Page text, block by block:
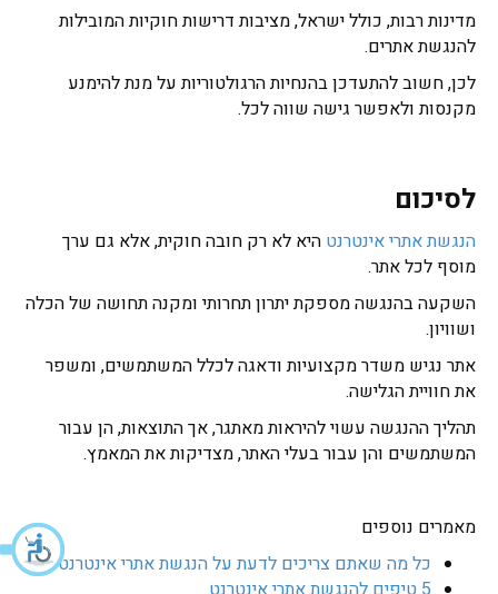
מדינות רבות, כולל ישראל, מציבות דרישות חוקיות המובילות
להנגשת אתרים.
לכן, חשוב להתעדכן בהנחיות הרגולטוריות על מנת להימנע
מקנסות ולאפשר גישה שווה לכל.
לסיכום
הנגשת אתרי אינטרנט היא לא רק חובה חוקית, אלא גם ערך
מוסף לכל אתר.
השקעה בהנגשה מספקת יתרון תחרותי ומקנה תחושה של הכלה
ושוויון.
אתר נגיש משדר מקצועיות ודאגה לכלל המשתמשים, ומשפר
את חוויית הגלישה.
תהליך ההנגשה עשוי להיראות מאתגר, אך התוצאות, הן עבור
המשתמשים והן עבור בעלי האתר, מצדיקות את המאמץ.
מאמרים נוספים
כל מה שאתם צריכים לדעת על הנגשת אתרי אינטרנט